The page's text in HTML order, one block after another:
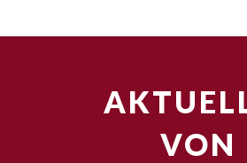
VON